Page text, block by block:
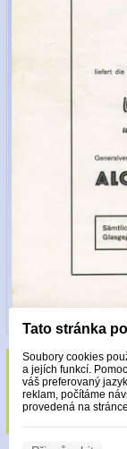
Sklo zdobeno
Swarovski.
Tato stránka
Soubory cookies
a jejích funkcí.
váš preferovaný
reklam, počítáme
provedená na